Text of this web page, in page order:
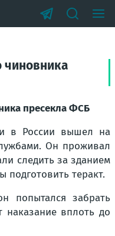
чиновника
пресекла ФСБ
в России вышел на
Он проживал
следить за зданием
подготовить теракт.
попытался забрать
наказание вплоть до